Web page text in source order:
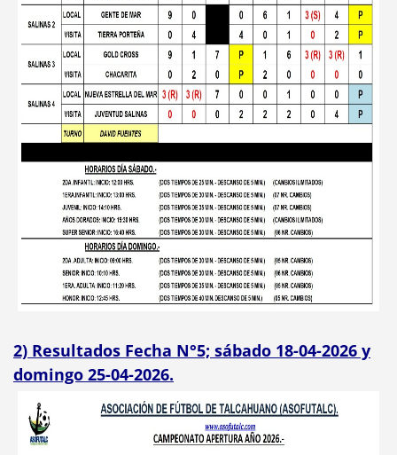
2) Resultados Fecha N°5; sábado 18-04-2026 y
domingo 25-04-2026.